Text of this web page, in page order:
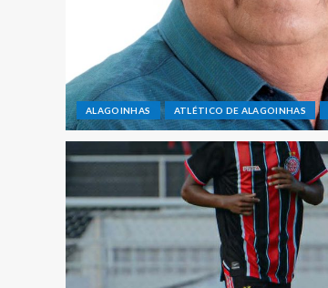
ALAGOINHAS ATLÉTICO DE ALAGOINHAS